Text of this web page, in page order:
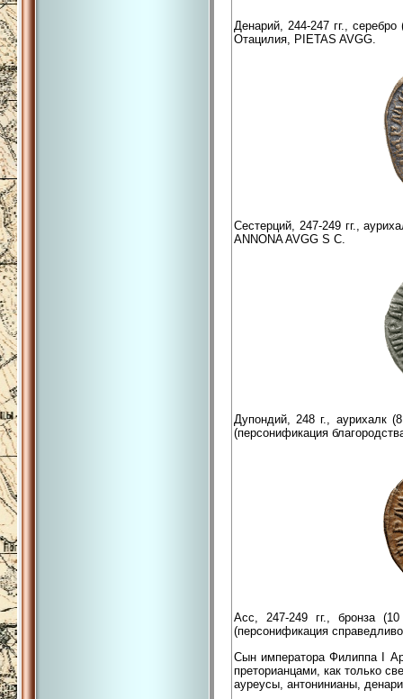
Денарий, 244-247 гг.,
Отацилия, PIETAS AVGG.
Сестерций, 247-249 гг.,
ANNONA AVGG S C.
Дупондий, 248 г., аурихалк
(персонификация
Асс, 247-249 гг., бронза
(персонификация
Сын императора Филиппа I
преторианцами, как только
ауреусы, антонинианы,